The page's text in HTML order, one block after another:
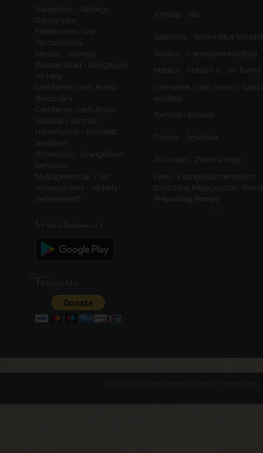
Sajógömör - Várhegy -
Gömör vára
Tornalja - Vár
Feketeváros - Vár -
Városerődítés
Szalonna - Református
Meszes - Várhegy
Rakaca - A templom erődfala
Pusztacsalád - Szolgagyőr,
várhely
Imbach - Imbach II., „Im
Csehberek, Cseh-Brézó -
Brezó vára
Csehberek, Cseh-Brézó -
erődítés
Csehberek, Cseh-Brézó -
Szlatina I. sáncvár
Tömörd - Ilonavár
Háromudvar - Erődített
templom
Dömös - Árpádvár
Rimabrézó - Evangélikus
templom
Alsócsitár - Zsibrica hegy
Nyitragerencsér - Vár
Kiéte - Evangélikus templom
Vulkapordány - Várhely
(feltételezett)
Oroszlány (Majkpuszta) -
Prépostság Romjai
Mobilalkalmazás
Támogatás